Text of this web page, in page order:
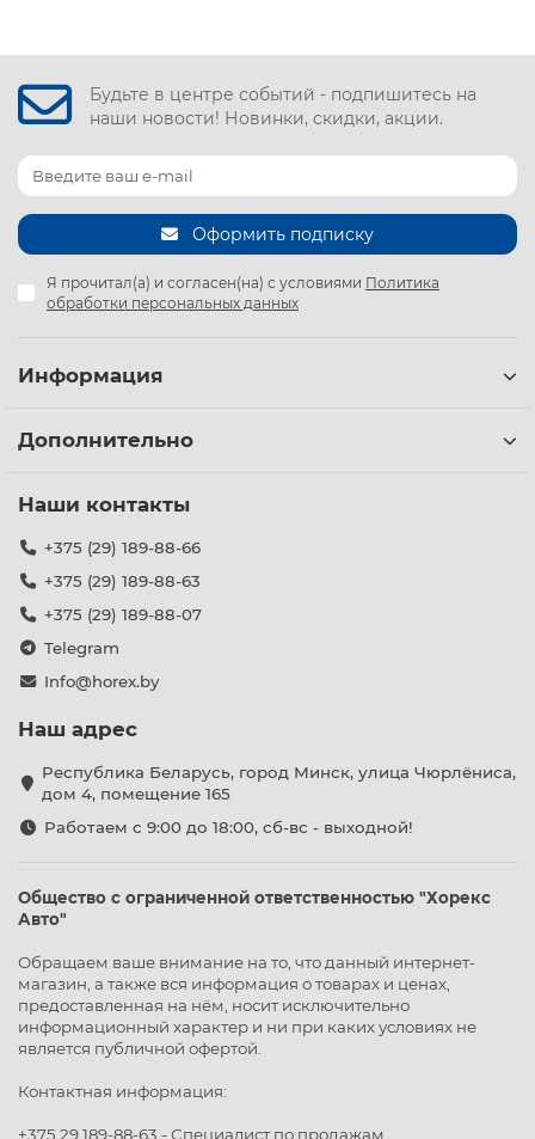
техники безопасности.
В интернет-магазинеХорекс Авто
вы можете купить
профессиональные тележки для снятия колес грузовых
оборудование существенно облегчает труд оператора,
сводит к нулю риск падения тяжелого колеса и
исключает повреждение резьбы ступичных шпилек.
транспортировки колес
от критических нагрузок при подъеме тяжестей.
строго соосно ступице. Это предотвращает
Мобильность и скорость:
оперативно демонтировать, перекатить в зону
мойки или шиномонтажного станка и установить
обратно колесо любого радиуса.
Авто»
Каталог включает специализированное
Хорекс Авто, ориентированное на эксплуатацию в
условиях интенсивных нагрузок:
роликами. При установке колесо опирается на
ролики, что позволяет легко проворачивать его
вокруг своей оси для точного совмещения
отверстий диска со шпильками ступицы.
Будьте в центре событий - подпишитесь на
наши новости! Новинки, скидки, акции.
Оформить подписку
Я прочитал(а) и согласен(на) с условиями Политика
обработки персональных данных
Информация
Дополнительно
Наши контакты
+375 (29) 189-88-66
+375 (29) 189-88-63
+375 (29) 189-88-07
Telegram
Info@horex.by
Наш адрес
Республика Беларусь, город Минск, улица Чюрлёниса,
дом 4, помещение 165
Работаем с 9:00 до 18:00, сб-вс - выходной!
Общество с ограниченной ответственностью "Хорекс
Авто"
Обращаем ваше внимание на то, что данный интернет-
магазин, а также вся информация о товарах и ценах,
предоставленная на нём, носит исключительно
информационный характер и ни при каких условиях не
является публичной офертой.
Контактная информация:
+375 29 189-88-63 - Специалист по продажам